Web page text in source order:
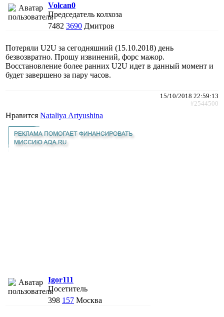
Volcan0
Председатель колхоза
7482 3690 Дмитров
Потеряли U2U за сегодняшний (15.10.2018) день
безвозвратно. Прошу извинений, форс мажор.
Восстановление более ранних U2U идет в данный момент и
будет завершено за пару часов.
15/10/2018 22:59:13
#2544500
Нравится Nataliya Artyushina
Igor111
Посетитель
398 157 Москва